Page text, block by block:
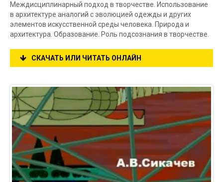
Междисциплинарный подход в творчестве. Использование
в архитектуре аналогий с эволюцией одежды и других
элементов искусственной среды человека. Природа и
архитектура. Образование. Роль подсознания в творчестве.
СКАЧАТЬ ИЛИ ЧИТАТЬ ОНЛАЙН